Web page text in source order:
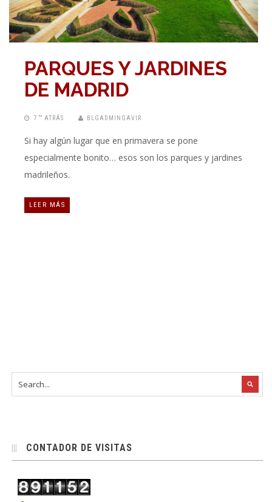
PARQUES Y JARDINES
DE MADRID
7 “” ATRÁS BLGADMINGAVIR
Si hay algún lugar que en primavera se pone
especialmente bonito… esos son los parques y jardines
madrileños.
LEER MÁS
CONTADOR DE VISITAS